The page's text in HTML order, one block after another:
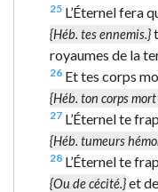
25 L’Éternel fera
{Héb. tes ennemis.}
royaumes de la
26 Et tes corps
{Héb. ton corps mort
27 L’Éternel te
{Héb. tumeurs
28 L’Éternel te
{Ou de cécité.}et